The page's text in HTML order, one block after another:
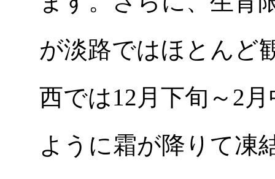
が淡路ではほとんど
西では12月下旬～2
ように霜が降りて凍